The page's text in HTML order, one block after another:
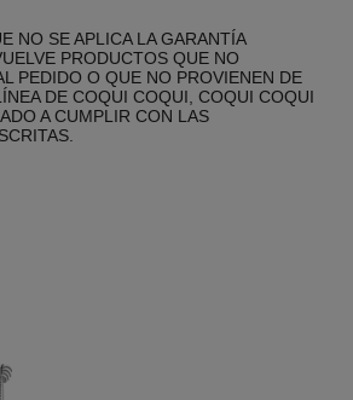
NO SE APLICA LA GARANTÍA
PRODUCTOS QUE NO
PEDIDO O QUE NO PROVIENEN DE
DE COQUI COQUI, COQUI COQUI
A CUMPLIR CON LAS